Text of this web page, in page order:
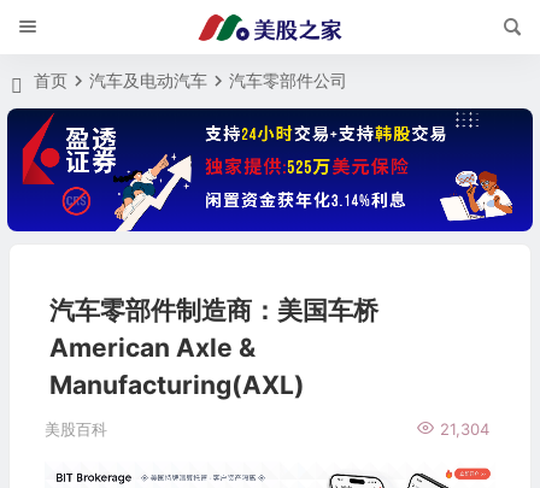
首页 汽车及电动汽车 汽车零部件公司
汽车零部件制造商：美国车桥
American Axle &
Manufacturing(AXL)
美股百科 21,304